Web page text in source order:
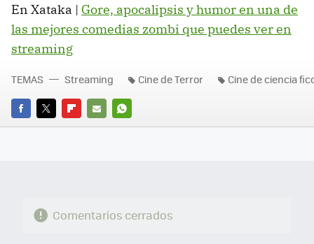
En Xataka | Gore, apocalipsis y humor en una de
las mejores comedias zombi que puedes ver en
streaming
FACEBOOK
TWITTERFLIPBOARD
E-
WHATSAPP
TEMAS Streaming Cine de Terror Cine de ciencia
Comentarios cerrados